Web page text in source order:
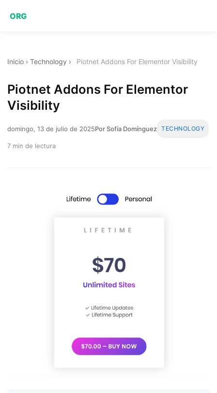
ORG
Inicio › Technology › Piotnet Addons For Elementor Visibility
Piotnet Addons For Elementor
Visibility
domingo, 13 de julio de 2025Por Sofía Domínguez TECHNOLOGY
7 min de lectura